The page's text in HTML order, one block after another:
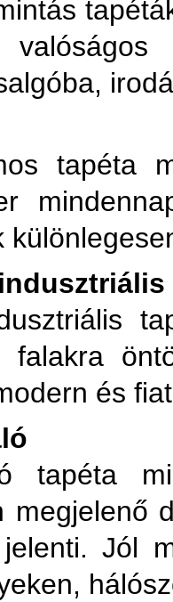
tapéta
falakra
és
tapéta
megjelenő
Jól